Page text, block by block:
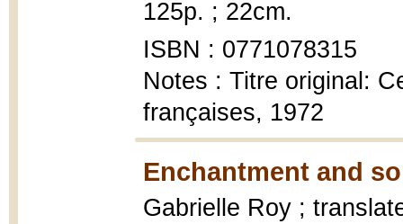
125p. ; 22cm.
ISBN : 0771078315
Notes : Titre original:
françaises, 1972
Enchantment and
Gabrielle Roy ;